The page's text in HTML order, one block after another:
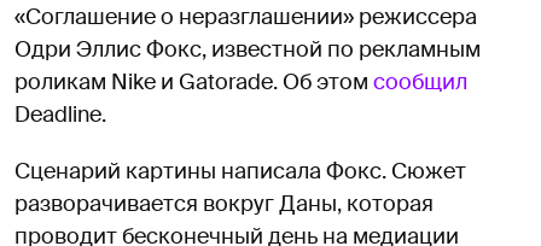
«Соглашение о неразглашении» режиссера
Одри Эллис Фокс, известной по рекламным
роликам Nike и Gatorade. Об этом сообщил
Deadline.
Сценарий картины написала Фокс. Сюжет
разворачивается вокруг Даны, которая
проводит бесконечный день на медиации